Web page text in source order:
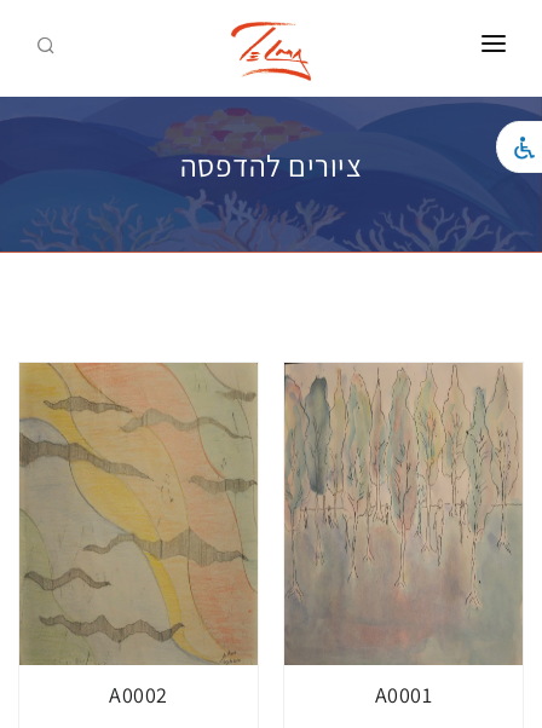
ראשי
צילומים להדפסה
אמנות להדפסה
כל המוצרים
ציורים להדפסה
A0001
A0002